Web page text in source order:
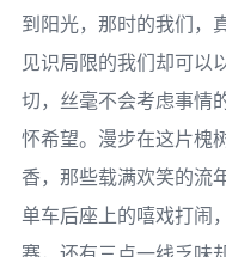
到阳光，那时的我们，
见识局限的我们却可以
切，丝毫不会考虑事情
怀希望。漫步在这片槐
香，那些载满欢笑的流
单车后座上的嘻戏打闹